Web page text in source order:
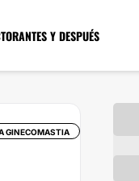
ANTES Y DESPUÉS
GINECOMASTIA